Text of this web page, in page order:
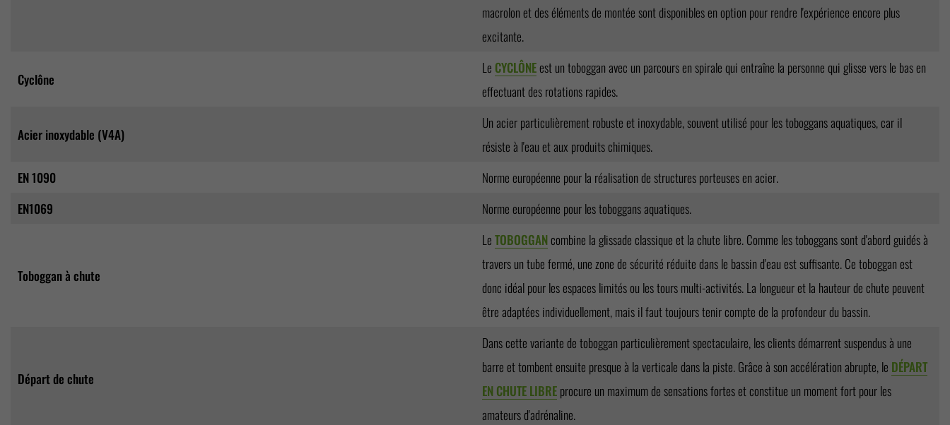
macrolon et des éléments de montée sont disponibles en option pour rendre l'expérience encore plus
excitante.
Cyclône
Le CYCLÔNEest un toboggan avec un parcours en spirale qui entraîne la personne qui glisse vers le bas en
effectuant des rotations rapides.
Acier inoxydable (V4A)
Un acier particulièrement robuste et inoxydable, souvent utilisé pour les toboggans aquatiques, car il
résiste à l'eau et aux produits chimiques.
EN 1090
Norme européenne pour la réalisation de structures porteuses en acier.
EN1069
Norme européenne pour les toboggans aquatiques.
Toboggan à chute
LeTOBOGGANcombine la glissade classique et la chute libre. Comme les toboggans sont d'abord guidés à
travers un tube fermé, une zone de sécurité réduite dans le bassin d'eau est suffisante. Ce toboggan est
donc idéal pour les espaces limités ou les tours multi-activités. La longueur et la hauteur de chute peuvent
être adaptées individuellement, mais il faut toujours tenir compte de la profondeur du bassin.
Départ de chute
Dans cette variante de toboggan particulièrement spectaculaire, les clients démarrent suspendus à une
barre et tombent ensuite presque à la verticale dans la piste. Grâce à son accélération abrupte, le DÉPART
EN CHUTE LIBREprocure un maximum de sensations fortes et constitue un moment fort pour les
amateurs d'adrénaline.